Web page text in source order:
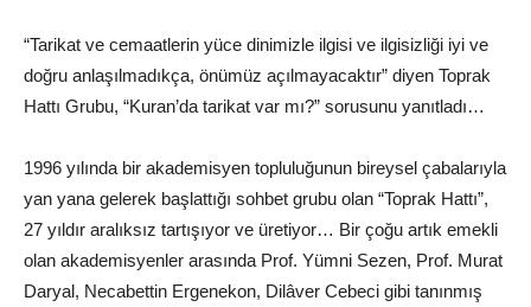
“Tarikat ve cemaatlerin yüce dinimizle ilgisi ve ilgisizliği iyi ve
doğru anlaşılmadıkça, önümüz açılmayacaktır” diyen Toprak
Hattı Grubu, “Kuran’da tarikat var mı?” sorusunu yanıtladı…
1996 yılında bir akademisyen topluluğunun bireysel çabalarıyla
yan yana gelerek başlattığı sohbet grubu olan “Toprak Hattı”,
27 yıldır aralıksız tartışıyor ve üretiyor… Bir çoğu artık emekli
olan akademisyenler arasında Prof. Yümni Sezen, Prof. Murat
Daryal, Necabettin Ergenekon, Dilâver Cebeci gibi tanınmış